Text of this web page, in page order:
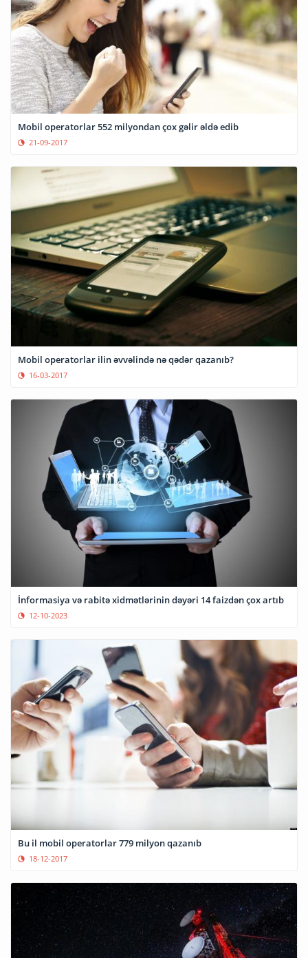
Mobil operatorlar 552 milyondan çox gəlir əldə edib
21-09-2017
Mobil operatorlar ilin əvvəlində nə qədər qazanıb?
16-03-2017
İnformasiya və rabitə xidmətlərinin dəyəri 14 faizdən çox artıb
12-10-2023
Bu il mobil operatorlar 779 milyon qazanıb
18-12-2017